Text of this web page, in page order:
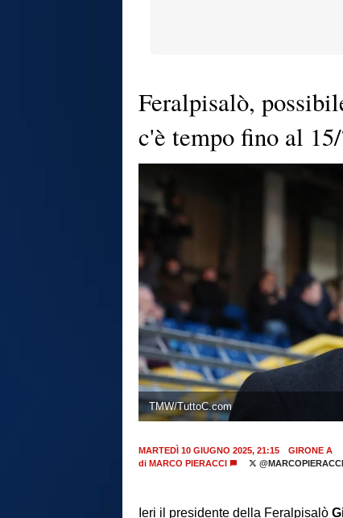
Feralpisalò,
c'è tempo fino al
TMW/TuttoC.com
MARTEDÌ 10 GIUGNO 2025, 21:15
GIRONE A
di MARCO PIERACCI @MARCOPIERACCI
Ieri il presidente della Feralpisalò